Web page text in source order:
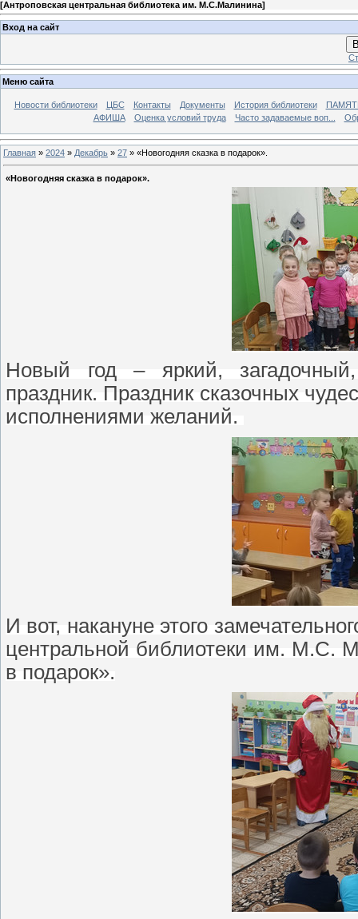
[Антроповская центральная библиотека им. М.С.Малинина]
Вход на сайт
Меню сайта
Новости библиотеки ЦБС Контакты Документы История библиотеки
АФИША
Оценка условий труда Часто задаваемые воп...
Главная » 2024 » Декабрь » 27 » «Новогодняя сказка в подарок».
«Новогодняя сказка в подарок».
Новый год – яркий,
праздник. Праздник сказочных
исполнениями желаний.
И вот, накануне этого
центральной библиотеки им. М.С.
в подарок».